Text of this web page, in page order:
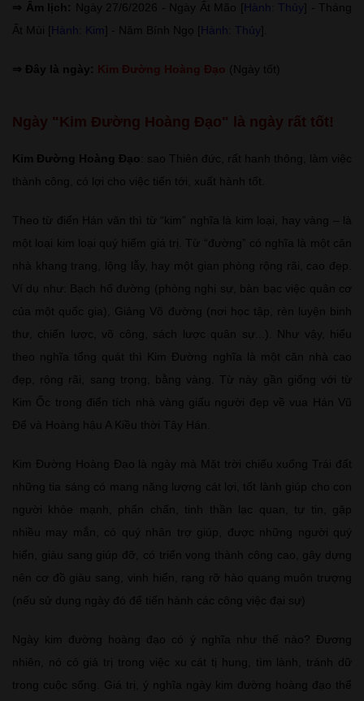
⇒ Âm lịch: Ngày 27/6/2026 - Ngày Ất Mão [ Hành: Thủy
] - Tháng
Ất Mùi [ Hành: Kim ] - Năm Bính Ngọ [ Hành: Thủy
⇒ Đây là ngày: Kim Đường Hoàng Đạo (Ngày tốt)
Ngày "Kim Đường Hoàng Đạo" là ngày rất tốt!
Kim Đường Hoàng Đạo : sao Thiên đức, rất hanh thông, làm việc
thành công, có lợi cho việc tiến tới, xuất hành tốt.
Theo từ điển Hán văn thì từ “kim” nghĩa là kim loại, hay vàng – là
một loại kim loại quý hiếm giá trị. Từ “đường” có nghĩa là một căn
nhà khang trang, lộng lẫy, hay một gian phòng rộng rãi, cao đẹp.
Ví dụ như: Bạch hổ đường (phòng nghị sự, bàn bạc việc quân cơ
của một quốc gia), Giảng Võ đường (nơi học tập, rèn luyện binh
thư, chiến lược, võ công, sách lược quân sự...). Như vậy, hiểu
theo nghĩa tổng quát thì Kim Đường nghĩa là một căn nhà cao
đẹp, rộng rãi, sang trọng, bằng vàng. Từ này gần giống với từ
Kim Ốc trong điển tích nhà vàng giấu người đẹp về vua Hán Vũ
Đế và Hoàng hậu A Kiều thời Tây Hán.
Kim Đường Hoàng Đạo là ngày mà Mặt trời chiếu xuống Trái đất
những tia sáng có mang năng lượng cát lợi, tốt lành giúp cho con
người khỏe mạnh, phấn chấn, tinh thần lạc quan, tự tin, gặp
nhiều may mắn, có quý nhân trợ giúp, được những người quý
hiển, giàu sang giúp đỡ, có triển vọng thành công cao, gây dựng
nên cơ đồ giàu sang, vinh hiển, rạng rỡ hào quang muôn trượng
(nếu sử dụng ngày đó để tiến hành các công việc đại sự)
Ngày kim đường hoàng đạo có ý nghĩa như thế nào? Đương
nhiên, nó có giá trị trong việc xu cát tị hung, tìm lành, tránh dữ
trong cuộc sống. Giá trị, ý nghĩa ngày kim đường hoàng đạo thể